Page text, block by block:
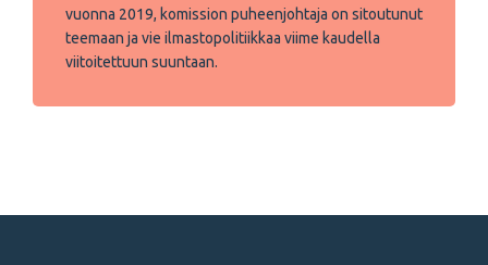
vuonna 2019, komission puheenjohtaja on sitoutunut
teemaan ja vie ilmastopolitiikkaa viime kaudella
viitoitettuun suuntaan.